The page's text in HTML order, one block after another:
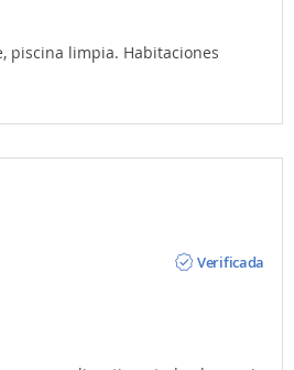
piscina limpia. Habitaciones
Verificada